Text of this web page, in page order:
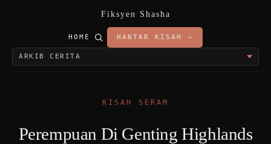
Fiksyen Shasha
HOME HANTAR KISAH →
KISAH SERAM
Perempuan Di Genting Highlands